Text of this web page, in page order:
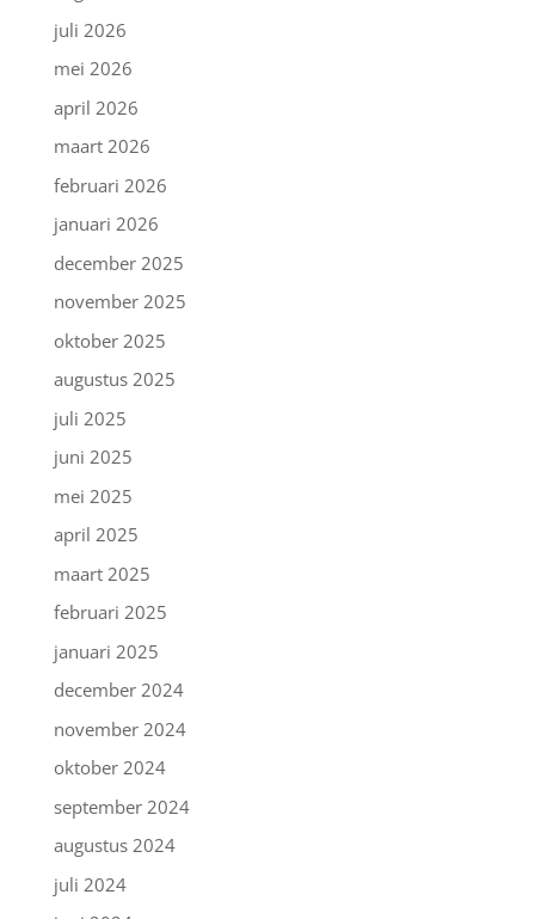
juli 2026
mei 2026
april 2026
maart 2026
februari 2026
januari 2026
december 2025
november 2025
oktober 2025
augustus 2025
juli 2025
juni 2025
mei 2025
april 2025
maart 2025
februari 2025
januari 2025
december 2024
november 2024
oktober 2024
september 2024
augustus 2024
juli 2024